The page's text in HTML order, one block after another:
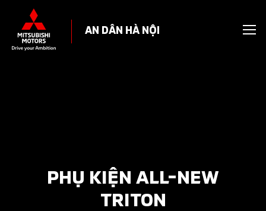
AN DÂN HÀ NỘI
PHỤ KIỆN ALL-NEW
TRITON